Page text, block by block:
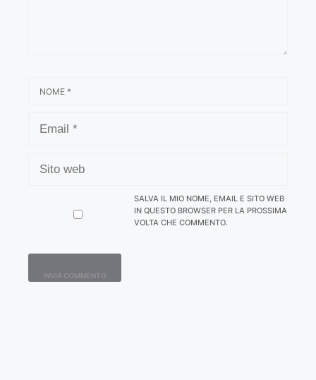
WEB
SALVA IL MIO NOME, EMAIL E SITO WEB
IN QUESTO BROWSER PER LA PROSSIMA
VOLTA CHE COMMENTO.